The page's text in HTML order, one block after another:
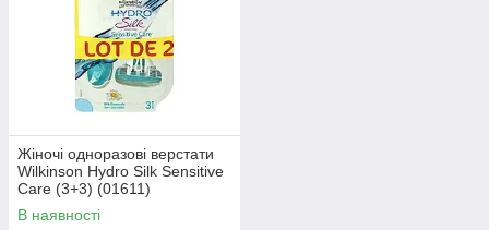
Жіночі одноразові верстати
Wilkinson Hydro Silk Sensitive
Care (3+3) (01611)
В наявності